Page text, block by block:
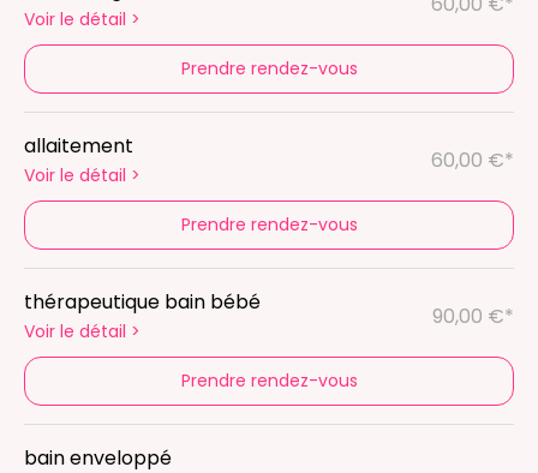
Voir le détail >
Prendre rendez-vous
allaitement
Voir le détail >
60,00 €*
Prendre rendez-vous
thérapeutique bain bébé
Voir le détail >
90,00 €*
Prendre rendez-vous
bain enveloppé